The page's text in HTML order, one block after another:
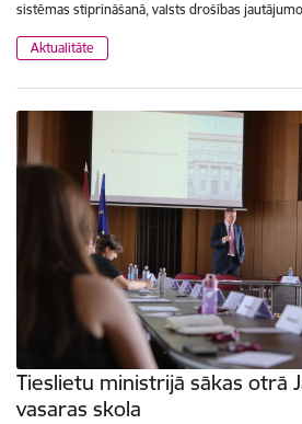
sistēmas stiprināšanā, valsts drošības
Aktualitāte
Tieslietu ministrijā sākas otrā
vasaras skola